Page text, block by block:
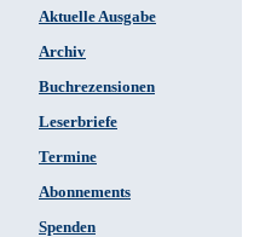
Aktuelle Ausgabe
Archiv
Buchrezensionen
Leserbriefe
Termine
Abonnements
Spenden